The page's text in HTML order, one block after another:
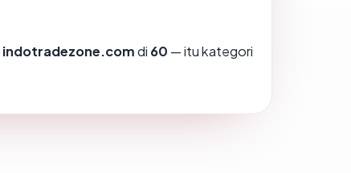
indotradezone.comdi 60 — itu kategori